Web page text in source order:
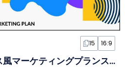
15 16:9
カラフルなメンフィス風マーケティングプランスライド